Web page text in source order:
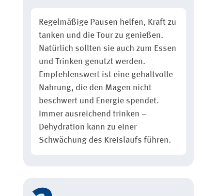
Regelmäßige Pausen helfen, Kraft zu
tanken und die Tour zu genießen.
Natürlich sollten sie auch zum Essen
und Trinken genutzt werden.
Empfehlenswert ist eine gehaltvolle
Nahrung, die den Magen nicht
beschwert und Energie spendet.
Immer ausreichend trinken –
Dehydration kann zu einer
Schwächung des Kreislaufs führen.